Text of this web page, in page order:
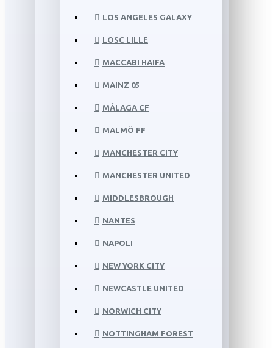
LOS ANGELES GALAXY
LOSC LILLE
MACCABI HAIFA
MAINZ 05
MÁLAGA CF
MALMÖ FF
MANCHESTER CITY
MANCHESTER UNITED
MIDDLESBROUGH
NANTES
NAPOLI
NEW YORK CITY
NEWCASTLE UNITED
NORWICH CITY
NOTTINGHAM FOREST